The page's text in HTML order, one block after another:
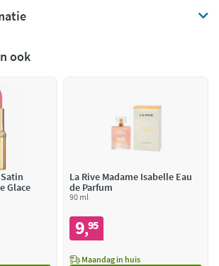
ook
Glace
La Rive Madame Isabelle Eau
de Parfum
90 ml
9,95
Maandag in huis